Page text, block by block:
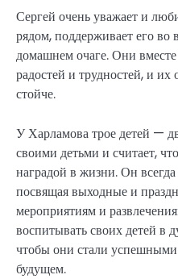
Сергей очень уважает и
рядом, поддерживает его во
домашнем очаге. Они
радостей и трудностей, и
стойче.
У Харламова трое детей —
своими детьми и считает,
наградой в жизни. Он всегда
посвящая выходные и
мероприятиям и
воспитывать своих детей в
чтобы они стали
будущем.